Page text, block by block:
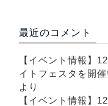
最近のコメント
【イベント情報】
イトフェスタを開催
より
【イベント情報】